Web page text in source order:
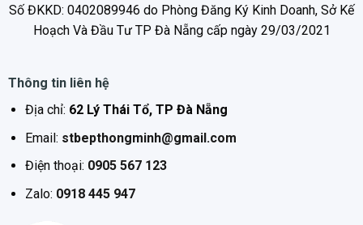
– Ống thoát: 120mm
– Kích thước: 700x280x200mm
trực tiếp ra môi trường bên ngoài.
Số ĐKKD: 0402089946 do Phòng Đăng Ký Kinh Doanh, Sở Kế
Hoạch Và Đầu Tư TP Đà Nẵng cấp ngày 29/03/2021
Thông tin liên hệ
Địa chỉ: 62 Lý Thái Tổ, TP Đà Nẵng
Email: stbepthongminh@gmail.com
Điện thoại: 0905 567 123
Zalo: 0918 445 947